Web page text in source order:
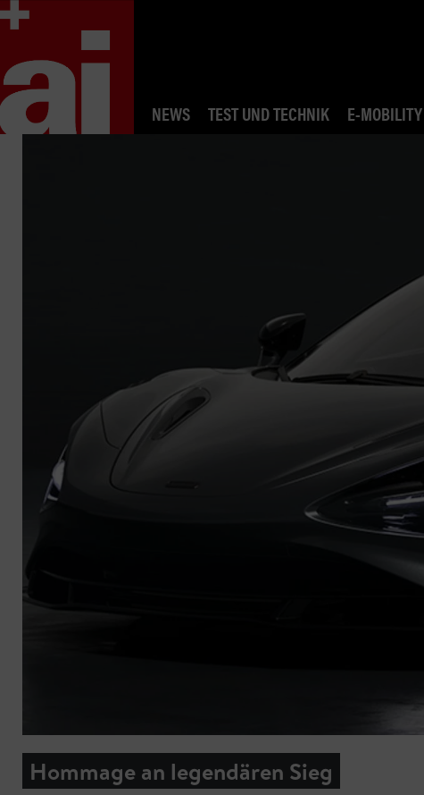
NEWS
TEST UND TECHNIK E-MOBILITY
Hommage an legendären Sieg